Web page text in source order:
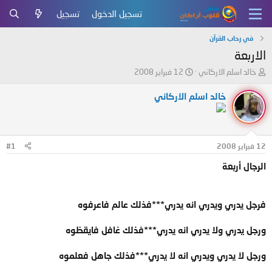
تسجيل الدخول تسجيل
في رحاب القرآن
الاربعة
ب
د
ئ
ا
ل
م
و
و
خالد اسلم الاركاني
ت
ر
ل
12 فبراير 2008
خالد اسلم الاركاني
12 فبراير 2008 #1
الرجال أربعة
فرجل يدري ويدري انه يدري***فذلك عالم فاعرفوه
ورجل يدري ولا يدري انه يدري***فذلك غافل فايقظوه
ورجل لا يدري ويدري انه لا يدري***فذلك جاهل فعلموه